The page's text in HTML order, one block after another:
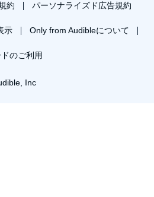
約 パーソナライズド広告規約
示 Only from Audibleについて
のご利用
Inc